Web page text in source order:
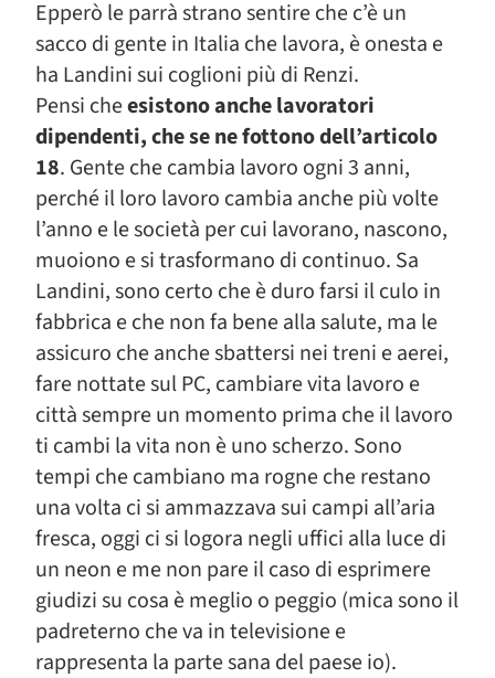
Epperò le parrà strano sentire che c’è un
sacco di gente in Italia che lavora, è onesta e
ha Landini sui coglioni più di Renzi.
Pensi cheesistono anche lavoratori
dipendenti, che se ne fottono dell’articolo
18. Gente che cambia lavoro ogni 3 anni,
perché il loro lavoro cambia anche più volte
l’anno e le società per cui lavorano, nascono,
muoiono e si trasformano di continuo. Sa
Landini, sono certo che è duro farsi il culo in
fabbrica e che non fa bene alla salute, ma le
assicuro che anche sbattersi nei treni e aerei,
fare nottate sul PC, cambiare vita lavoro e
città sempre un momento prima che il lavoro
ti cambi la vita non è uno scherzo. Sono
tempi che cambiano ma rogne che restano
una volta ci si ammazzava sui campi all’aria
fresca, oggi ci si logora negli uffici alla luce di
un neon e me non pare il caso di esprimere
giudizi su cosa è meglio o peggio (mica sono il
padreterno che va in televisione e
rappresenta la parte sana del paese io).